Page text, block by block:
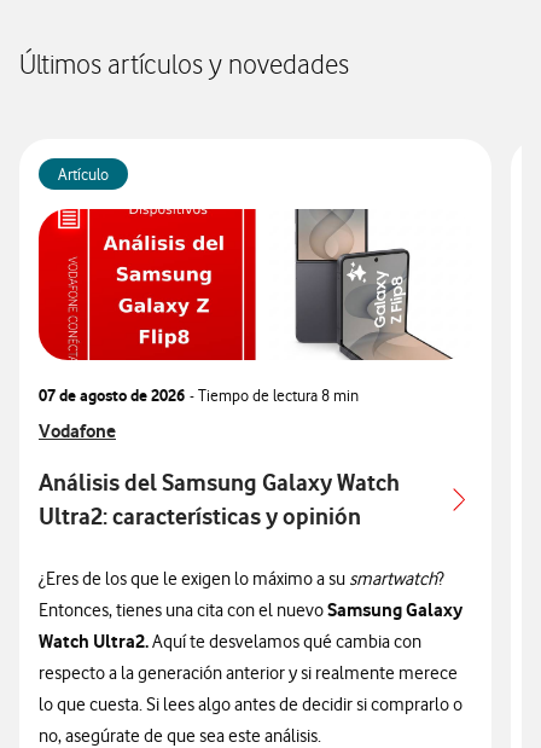
Últimos artículos y novedades
Artículo
07 de agosto de 2026 - Tiempo de lectura8 min
Ver más articulos relacionados con
Vodafone
Análisis del Samsung Galaxy Watch
Ultra2: características y opinión
¿Eres de los que le exigen lo máximo a su smartwatch?
Entonces, tienes una cita con el nuevoSamsung Galaxy
Watch Ultra2.Aquí te desvelamos qué cambia con
respecto a la generación anterior y si realmente merece
lo que cuesta. Si lees algo antes de decidir si comprarlo o
no, asegúrate de que sea este análisis.